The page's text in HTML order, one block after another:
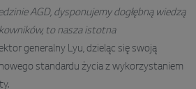
AGD, dysponujemy dogłębną wiedzą
to nasza istotna
generalny Lyu, dzieląc się swoją
standardu życia z wykorzystaniem